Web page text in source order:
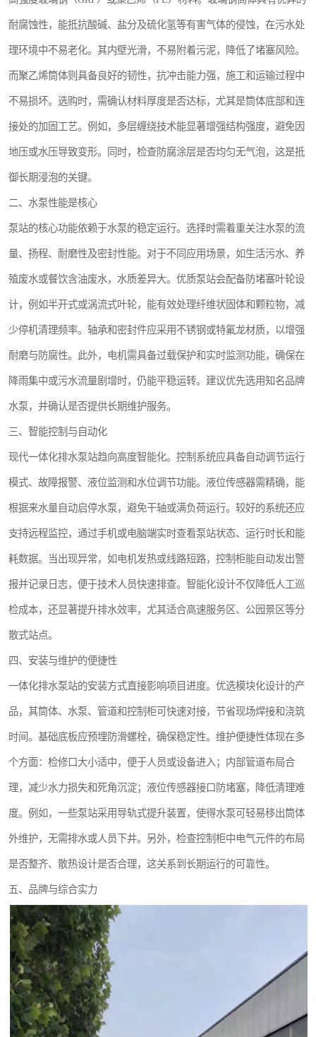
耐腐蚀性，能抵抗酸碱、盐分及硫化氢等有害气体的侵蚀，在污水处
理环境中不易老化。其内壁光滑，不易附着污泥，降低了堵塞风险。
而聚乙烯筒体则具备良好的韧性，抗冲击能力强，施工和运输过程中
不易损坏。选购时，需确认材料厚度是否达标，尤其是筒体底部和连
接处的加固工艺。例如，多层缠绕技术能显著增强结构强度，避免因
地压或水压导致变形。同时，检查防腐涂层是否均匀无气泡，这是抵
御长期浸泡的关键。
二、水泵性能是核心
泵站的核心功能依赖于水泵的稳定运行。选择时需着重关注水泵的流
量、扬程、耐磨性及密封性能。对于不同应用场景，如生活污水、养
殖废水或餐饮含油废水，水质差异大。优质泵站会配备防堵塞叶轮设
计，例如半开式或涡流式叶轮，能有效处理纤维状固体和颗粒物，减
少停机清理频率。轴承和密封件应采用不锈钢或特氟龙材质，以增强
耐磨与防腐性。此外，电机需具备过载保护和实时监测功能，确保在
降雨集中或污水流量剧增时，仍能平稳运转。建议优先选用知名品牌
水泵，并确认是否提供长期维护服务。
三、智能控制与自动化
现代一体化排水泵站趋向高度智能化。控制系统应具备自动调节运行
模式、故障报警、液位监测和水位调节功能。液位传感器需精确，能
根据来水量自动启停水泵，避免干轴或满负荷运行。较好的系统还应
支持远程监控，通过手机或电脑端实时查看泵站状态、运行时长和能
耗数据。当出现异常，如电机发热或线路短路，控制柜能自动发出警
报并记录日志，便于技术人员快速排查。智能化设计不仅降低人工巡
检成本，还显著提升排水效率，尤其适合高速服务区、公园景区等分
散式站点。
四、安装与维护的便捷性
一体化排水泵站的安装方式直接影响项目进度。优选模块化设计的产
品，其筒体、水泵、管道和控制柜可快速对接，节省现场焊接和浇筑
时间。基础底板应预埋防滑螺栓，确保稳定性。维护便捷性体现在多
个方面：检修口大小适中，便于人员或设备进入；内部管道布局合
理，减少水力损失和死角沉淀；液位传感器接口防堵塞，降低清理难
度。例如，一些泵站采用导轨式提升装置，使得水泵可轻易移出筒体
外维护，无需排水或人员下井。另外，检查控制柜中电气元件的布局
是否整齐、散热设计是否合理，这关系到长期运行的可靠性。
五、品牌与综合实力
城乡生活污水处理设备设备
气浮机一体化污水处理设备
印刷厂污水处理设备
A2O污水处理设备
风景区生活污水处理一体化设备
成套生活污水处理设备
肉制品加工污水处理设备
微动力污水处理设备
接触式一体化污水处理设备
污水处理一体化设备
淀粉污水处理设备
喷漆污水处理设备
屠宰场一体化污水处设备生产厂家
熟食厂污水处理设备
汽车污水处理设备
疗养院污水处理设备
生活污水处理设备
医疗机构污水处理设备
风景区生活一体化设备
豆制品污水